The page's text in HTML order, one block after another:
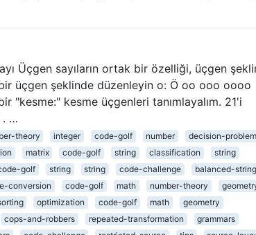
Üçgen sayıların ortak bir özelliği, üçgen
üçgen şeklinde düzenleyin o: Ö oo ooo oooo
"kesme:" kesme üçgenleri tanımlayalım. 21'i
. …
theory integer code-golf number
decision-problem
matrix code-golf string classification
string
golf string string code-challenge
balanced-string
conversion code-golf math number-theory
optimization code-golf math
geometry
cops-and-robbers repeated-transformation
grammars